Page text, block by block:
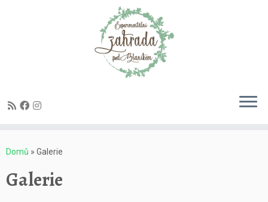
Domů » Galerie
Galerie